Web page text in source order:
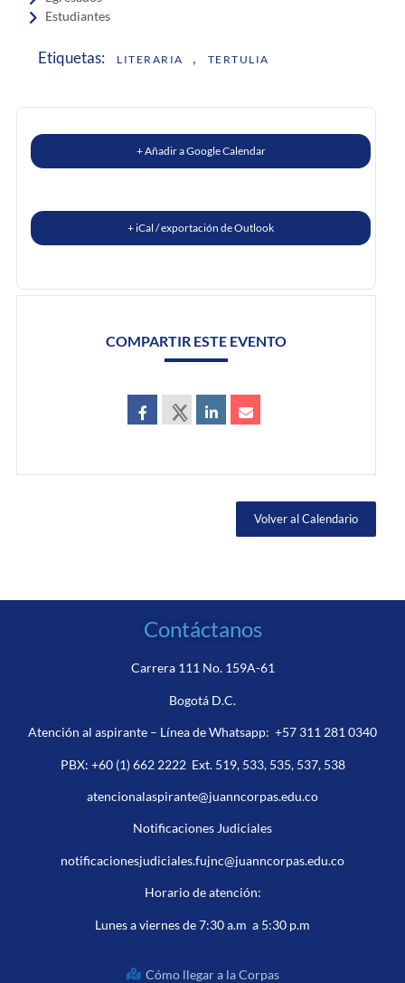
Estudiantes
Etiquetas: LITERARIA , TERTULIA
+ Añadir a Google Calendar
+ iCal / exportación de Outlook
COMPARTIR ESTE EVENTO
Volver al Calendario
Contáctanos
Carrera 111 No. 159A-61
Bogotá D.C.
Atención al aspirante – Línea de Whatsapp: +57 311 281 0340
PBX: +60 (1) 662 2222Ext. 519, 533, 535, 537, 538
atencionalaspirante@juanncorpas.edu.co
Notificaciones Judiciales
notificacionesjudiciales.fujnc@juanncorpas.edu.co
Horario de atención:
Lunes a viernes de 7:30 a.m a 5:30 p.m
Cómo llegar a la Corpas